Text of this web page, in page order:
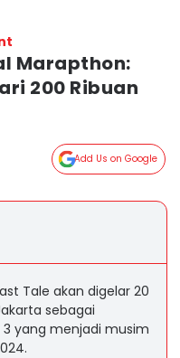
Marapthon:
200 Ribuan
Add Us on Google
Tale akan digelar 20
sebagai
yang menjadi musim